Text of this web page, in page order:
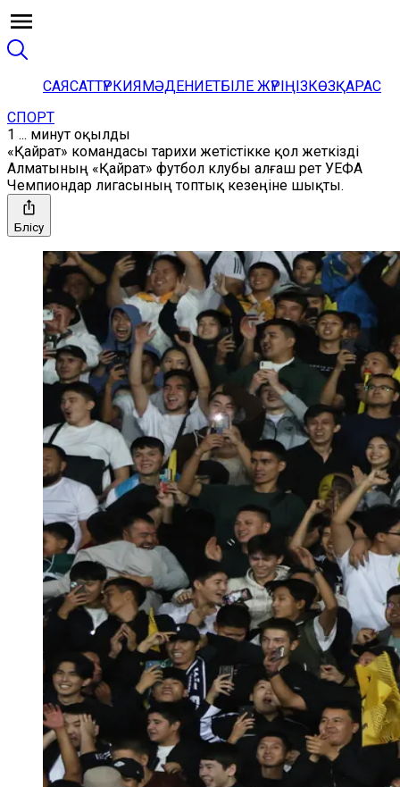
САЯСАТТҮРКИЯМӘДЕНИЕТБІЛЕ ЖҮРІҢІЗКӨЗҚАРАС
СПОРТ
1 ... минут оқылды
«Қайрат» командасы тарихи жетістікке қол жеткізді
Алматының «Қайрат» футбол клубы алғаш рет УЕФА
Чемпиондар лигасының топтық кезеңіне шықты.
Бөлісу